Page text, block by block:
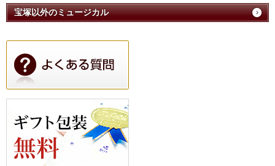
宝塚以外のミュージカル